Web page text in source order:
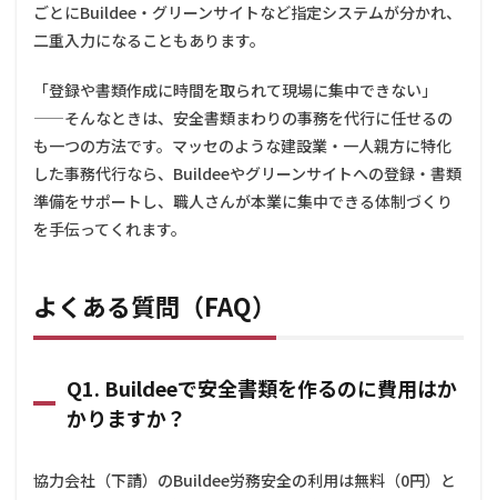
ごとにBuildee・グリーンサイトなど指定システムが分かれ、
二重入力になることもあります。
「登録や書類作成に時間を取られて現場に集中できない」
——そんなときは、安全書類まわりの事務を代行に任せるの
も一つの方法です。マッセのような建設業・一人親方に特化
した事務代行なら、Buildeeやグリーンサイトへの登録・書類
準備をサポートし、職人さんが本業に集中できる体制づくり
を手伝ってくれます。
よくある質問（FAQ）
Q1. Buildeeで安全書類を作るのに費用はか
かりますか？
協力会社（下請）のBuildee労務安全の利用は無料（0円）と